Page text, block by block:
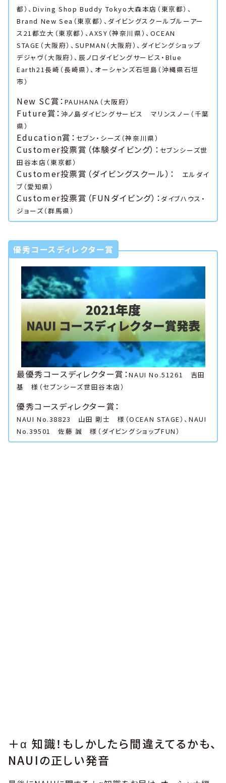
都）、Diving Shop Buddy Tokyo大森本店（東京都）、
Brand New Sea（東京都）、ダイビングスクールブルーアー
ス21都立大（東京都）、AXSY（神奈川県）、OCEAN
STAGE（大阪府）、SUPMAN（大阪府）、ダイビングショップ
デジャヴ（大阪府）、辰ノ口ダイビングサービス・Blue
Earth21長崎（長崎県）、オーシャンズ石垣島（沖縄県石垣
市）
New SC賞： PAUHANA（大阪府）
Future賞： 沖ノ島ダイビングサービス マリンスノー（千葉
県）
Education賞： セブン・シーズ（神奈川県）
Customer投票賞（体験ダイビング）： セブンシーズ世
田谷本店（東京都）
Customer投票賞（ダイビングスクール）：
エルダイ
ブ（愛知県）
Customer投票賞（FUNダイビング）： ダイブハウス・
ジョーズ（群馬県）
優秀コースディレクター賞
最優秀コースディレクター賞：NAUI No.51261 吉田
基 様（セブンシーズ世田谷本店）
優秀コースディレクター賞：
NAUI No.38823 山田 剛士 様（OCEAN STAGE）、NAUI
No.39501 佐藤 誠 様（ダイビングショップFUN）
＋α 知識！もしかしたら間違えてるかも、
NAUIの正しい発音